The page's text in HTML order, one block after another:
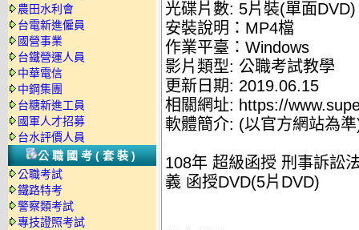
農田水利會
台電新進僱員
國營事業
台鐵營運人員
中華電信
中鋼集團
台糖新進工員
國軍人才招募
台水評價人員
公職國考(套裝)
公職考試
鐵路特考
警察類考試
專技證照考試
光碟片數: 5片裝(單面DVD)
安裝說明：MP4檔
作業平臺：Windows
影片類型: 公職考試教學
更新日期: 2019.06.15
相關網址: https://
軟體簡介: (以官方網站為
108年 超級函授 刑事訴訟
義 函授DVD(5片DVD)